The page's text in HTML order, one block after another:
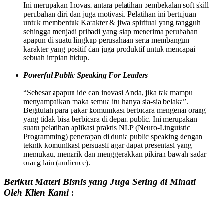
Ini merupakan Inovasi antara pelatihan pembekalan soft skill
perubahan diri dan juga motivasi. Pelatihan ini bertujuan
untuk membentuk Karakter & jiwa spiritual yang tangguh
sehingga menjadi pribadi yang siap menerima perubahan
apapun di suatu lingkup perusahaan serta membangun
karakter yang positif dan juga produktif untuk mencapai
sebuah impian hidup.
Powerful Public Speaking For Leaders
“Sebesar apapun ide dan inovasi Anda, jika tak mampu
menyampaikan maka semua itu hanya sia-sia belaka”.
Begitulah para pakar komunikasi berbicara mengenai orang
yang tidak bisa berbicara di depan public. Ini merupakan
suatu pelatihan aplikasi praktis NLP (Neuro-Linguistic
Programming) penerapan di dunia public speaking dengan
teknik komunikasi persuasif agar dapat presentasi yang
memukau, menarik dan menggerakkan pikiran bawah sadar
orang lain (audience).
Berikut Materi Bisnis yang Juga Sering di Minati
Oleh Klien Kami: